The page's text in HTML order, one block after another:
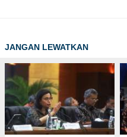
JANGAN LEWATKAN